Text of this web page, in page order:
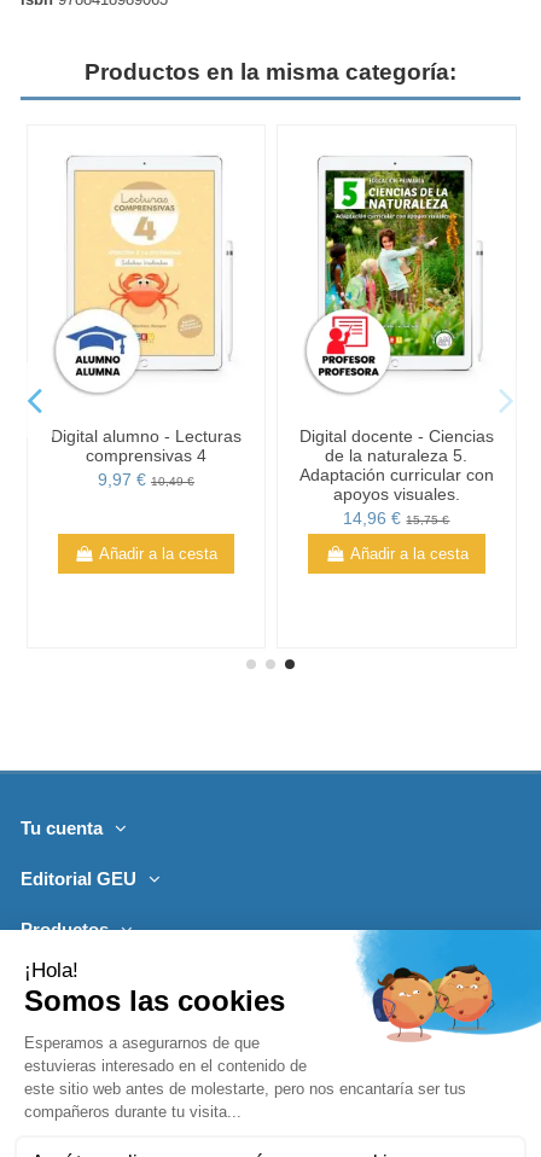
Productos en la misma categoría:
Digital alumno - Lecturas
comprensivas 4
9,97 € 10,49 €
Añadir a la cesta
Digital docente - Ciencias
de la naturaleza 5.
Adaptación curricular con
apoyos visuales.
14,96 €15,75 €
Añadir a la cesta
Tu cuenta
Editorial GEU
Productos
Lo más leído
Síguenos